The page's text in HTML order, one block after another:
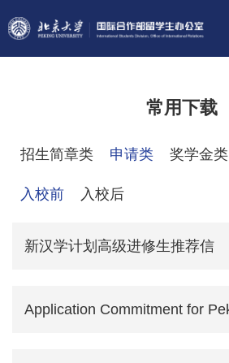
常用下载
招生简章类 申请类 奖学金类
入校前 入校后
新汉学计划高级进修生推荐信